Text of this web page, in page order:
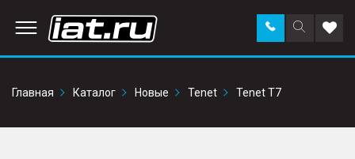
Поиск
по
Заказать
звонок в
Главная
Каталог Новые Tenet Tenet T7